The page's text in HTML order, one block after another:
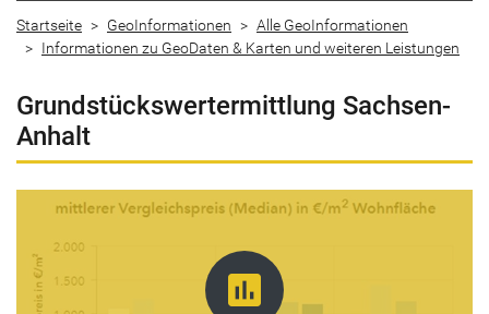
Startseite GeoInformationen
Alle GeoInformationen
Informationen zu GeoDaten & Karten und weiteren Leistungen
Grundstückswertermittlung Sachsen-
Anhalt
assessment